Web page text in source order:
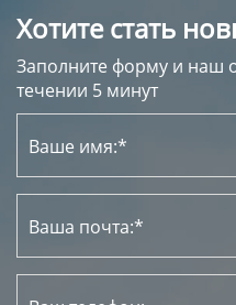
Хотите стать
Заполните форму и наш
течении 5 минут